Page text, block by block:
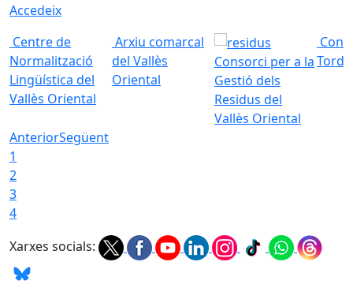
Accedeix
Centre de
Normalització
Lingüística del
Vallès Oriental
Arxiu comarcal
del Vallès
Oriental
Consorci per a la
Gestió dels
Residus del
Vallès Oriental
AnteriorSegüent
1
2
3
4
Xarxes socials: